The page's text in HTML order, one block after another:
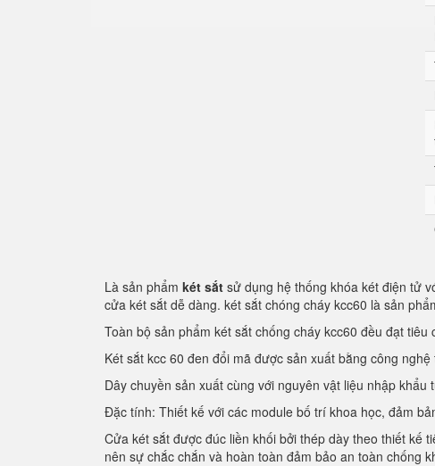
Là sản phẩm két sắt sử dụng hệ thống khóa két điện tử
cửa két sắt dễ dàng. két sắt chóng cháy kcc60 là sản
Toàn bộ sản phẩm két sắt chống cháy kcc60 đều đạt
Két sắt kcc 60 đen đổi mã được sản xuất bằng công
Dây chuyền sản xuất cùng với nguyên vật liệu nhập khẩu
Đặc tính: Thiết kế với các module bố trí khoa học, đảm
Cửa két sắt được đúc liền khối bởi thép dày theo thiết kế
nên sự chắc chắn và hoàn toàn đảm bảo an toàn chống